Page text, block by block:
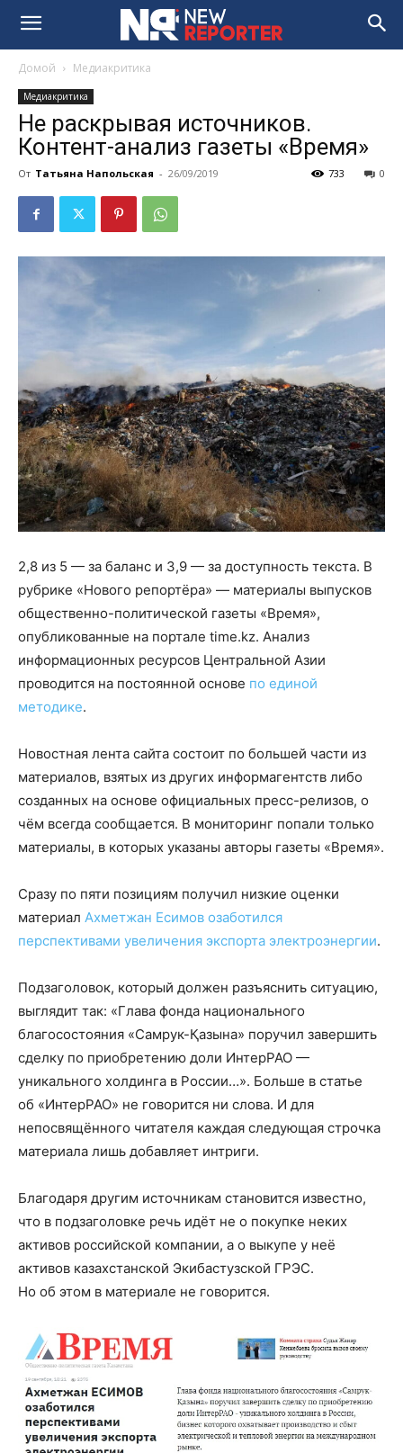
Домой Медиакритика
Медиакритика
Не раскрывая источников.
Контент-анализ газеты «Время»
От Татьяна Напольская - 26/09/2019 0
733
2,8 из 5 — за баланс и 3,9 — за доступность текста. В
рубрике «Нового репортёра» — материалы выпусков
общественно-политической газеты «Время»,
опубликованные на портале time.kz. Анализ
информационных ресурсов Центральной Азии
проводится на постоянной основе по единой
методике.
Новостная лента сайта состоит по большей части из
материалов, взятых из других информагентств либо
созданных на основе официальных пресс-релизов, о
чём всегда сообщается. В мониторинг попали только
материалы, в которых указаны авторы газеты «Время».
Сразу по пяти позициям получил низкие оценки
материал Ахметжан Есимов озаботился
перспективами увеличения экспорта электроэнергии.
Подзаголовок, который должен разъяснить ситуацию,
выглядит так: «Глава фонда национального
благосостояния «Самрук-Қазына» поручил завершить
сделку по приобретению доли ИнтерРАО —
уникального холдинга в России…». Больше в статье
об «ИнтерРАО» не говорится ни слова. И для
непосвящённого читателя каждая следующая строчка
материала лишь добавляет интриги.
Благодаря другим источникам становится известно,
что в подзаголовке речь идёт не о покупке неких
активов российской компании, а о выкупе у неё
активов казахстанской Экибастузской ГРЭС.
Но об этом в материале не говорится.